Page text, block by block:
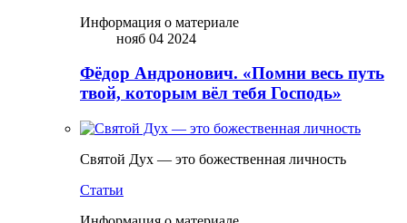
Информация о материале
нояб 04 2024
Фёдор Андронович. «Помни весь путь
твой, которым вёл тебя Господь»
Святой Дух — это божественная личность
Статьи